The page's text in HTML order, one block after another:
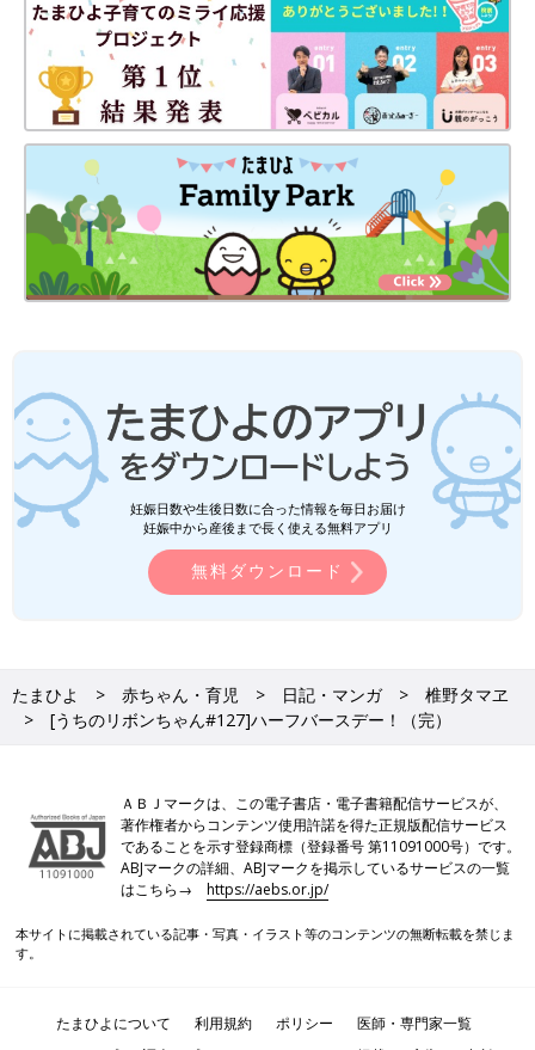
妊娠日数や生後日数に合った情報を毎日お届け
妊娠中から産後まで長く使える無料アプリ
無料ダウンロード
たまひよ 赤ちゃん・育児 日記・マンガ
椎野タマヱ
[うちのリボンちゃん#127]ハーフバースデー！（完）
ＡＢＪマークは、この電子書店・電子書籍配信サービスが、
著作権者からコンテンツ使用許諾を得た正規版配信サービス
であることを示す登録商標（登録番号 第11091000号）です。
ABJマークの詳細、ABJマークを掲示しているサービスの一覧
はこちら→https://aebs.or.jp/
本サイトに掲載されている記事・写真・イラスト等のコンテンツの無断転載を禁じま
す。
たまひよについて 利用規約 ポリシー
医師・専門家一覧